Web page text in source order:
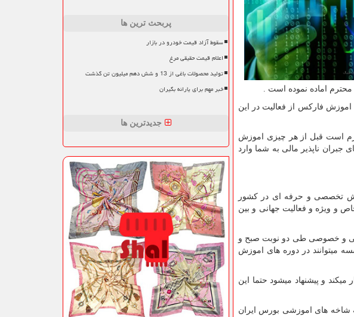
اماده نموده است .
اموزش فارکس از فعالیت در این
است قبل از هر چیزی اموزش
جبران ناپذیر مالی به شما وارد
تخصصی و حرفه ای در کشور
شرایط خاص و ویژه و فعالیت جهانی و بین
و خصوصی طی دو نوبت صبح و
میتوانند در دوره های اموزش
و پیشنهاد میشود حتما این
میکند که میتوان به شاخه های اموزشی بورس ایران
پربحث ترین ها
سقوط آزاد قیمت خودرو در بازار
اعلام قیمت حقیقی مرغ
تولید محصولات باغی از 13 و شش دهم میلیون تن گذشت
خبر مهم برای یارانه بگیران
جدیدترین ها